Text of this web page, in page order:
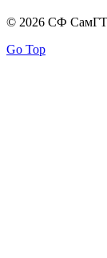
© 2026 СФ
Go Top